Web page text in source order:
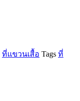
ที่แขวนเสื้อ Tags ที่